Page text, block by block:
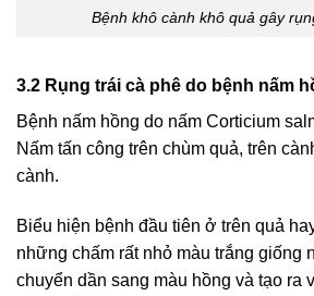
Bệnh khô cành khô quả gây
3.2 Rụng trái cà phê do bệnh nấm
Bệnh nấm hồng do nấm Corticium
Nấm tấn công trên chùm quả, trên
cành.
Biểu hiện bệnh đầu tiên ở trên quả
những chấm rất nhỏ màu trắng giống
chuyển dần sang màu hồng và tạo ra